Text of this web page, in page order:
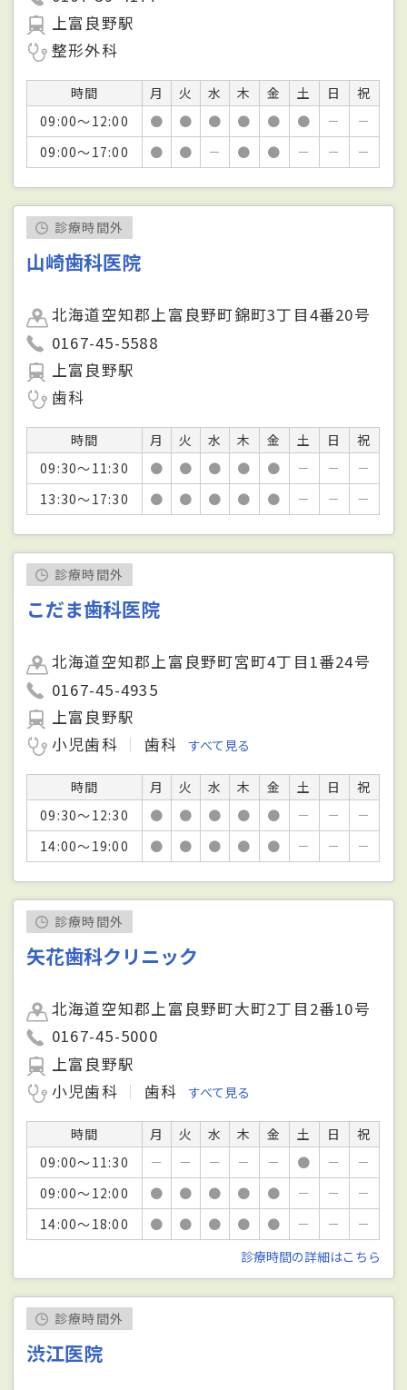
上富良野駅
整形外科
時間 月 火 水 木 金 土 日
祝
09:00～12:00
● ● ● ● ● ● －
－
09:00～17:00
● ● － ● ● － － －
診療時間外
山崎歯科医院
北海道空知郡上富良野町錦町3丁目4番20号
0167-45-5588
上富良野駅
歯科
時間 月 火 水 木 金 土 日
祝
09:30～11:30
● ● ● ● ● － －
－
13:30～17:30
● ● ● ● ● － － －
診療時間外
こだま歯科医院
北海道空知郡上富良野町宮町4丁目1番24号
0167-45-4935
上富良野駅
小児歯科
歯科 すべて見る
時間 月 火 水 木 金 土 日
祝
09:30～12:30
● ● ● ● ● － －
－
14:00～19:00
● ● ● ● ● － － －
診療時間外
矢花歯科クリニック
北海道空知郡上富良野町大町2丁目2番10号
0167-45-5000
上富良野駅
小児歯科
歯科 すべて見る
時間 月 火 水 木 金 土 日
祝
09:00～11:30
－ － － － － ● －
－
09:00～12:00
● ● ● ● ● － －
－
14:00～18:00
● ● ● ● ● － －
－
診療時間の詳細はこちら
診療時間外
渋江医院